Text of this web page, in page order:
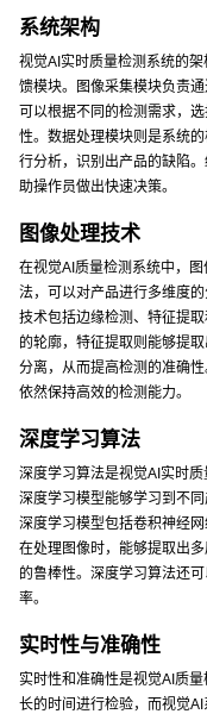
系统架构
视觉AI实时质量检测系统的
馈模块。图像采集模块负责
可以根据不同的检测需求，
性。数据处理模块则是系统
行分析，识别出产品的缺陷
助操作员做出快速决策。
图像处理技术
在视觉AI质量检测系统中，
法，可以对产品进行多维度
技术包括边缘检测、特征提
的轮廓，特征提取则能够提
分离，从而提高检测的准确
依然保持高效的检测能力。
深度学习算法
深度学习算法是视觉AI实时
深度学习模型能够学习到不
深度学习模型包括卷积神经
在处理图像时，能够提取出
的鲁棒性。深度学习算法还
率。
实时性与准确性
实时性和准确性是视觉AI质
长的时间进行检验，而视觉